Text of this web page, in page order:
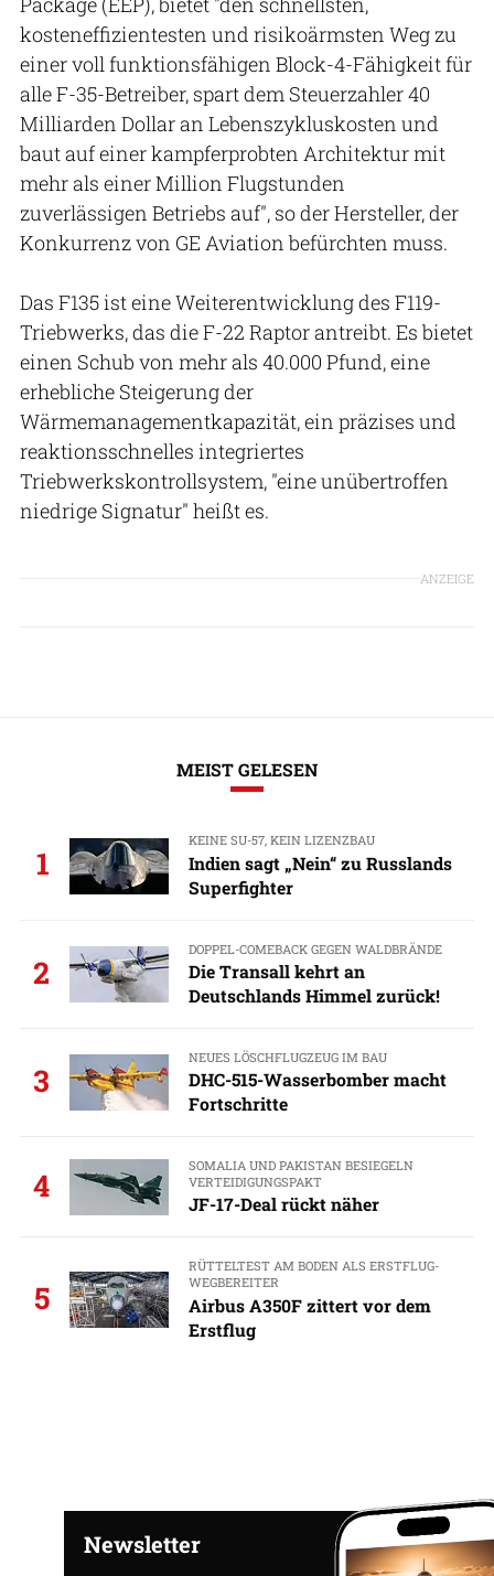
kosteneffizientesten und risikoärmsten Weg zu
einer voll funktionsfähigen Block-4-Fähigkeit für
alle F-35-Betreiber, spart dem Steuerzahler 40
Milliarden Dollar an Lebenszykluskosten und
baut auf einer kampferprobten Architektur mit
mehr als einer Million Flugstunden
zuverlässigen Betriebs auf", so der Hersteller, der
Konkurrenz von GE Aviation befürchten muss.
Das F135 ist eine Weiterentwicklung des F119-
Triebwerks, das die F-22 Raptor antreibt. Es bietet
einen Schub von mehr als 40.000 Pfund, eine
erhebliche Steigerung der
Wärmemanagementkapazität, ein präzises und
reaktionsschnelles integriertes
Triebwerkskontrollsystem, "eine unübertroffen
niedrige Signatur" heißt es.
ANZEIGE
MEIST GELESEN
1
KEINE SU-57, KEIN LIZENZBAU
Indien sagt „Nein“ zu Russlands
Superfighter
2
DOPPEL-COMEBACK GEGEN WALDBRÄNDE
Die Transall kehrt an
Deutschlands Himmel zurück!
3
NEUES LÖSCHFLUGZEUG IM BAU
DHC-515-Wasserbomber macht
Fortschritte
4
SOMALIA UND PAKISTAN BESIEGELN
VERTEIDIGUNGSPAKT
JF-17-Deal rückt näher
5
RÜTTELTEST AM BODEN ALS ERSTFLUG-
WEGBEREITER
Airbus A350F zittert vor dem
Erstflug
Newsletter